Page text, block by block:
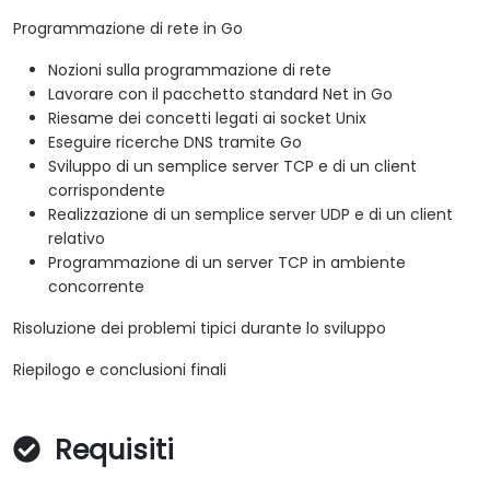
Programmazione di rete in Go
Nozioni sulla programmazione di rete
Lavorare con il pacchetto standard Net in Go
Riesame dei concetti legati ai socket Unix
Eseguire ricerche DNS tramite Go
Sviluppo di un semplice server TCP e di un client
corrispondente
Realizzazione di un semplice server UDP e di un client
relativo
Programmazione di un server TCP in ambiente
concorrente
Risoluzione dei problemi tipici durante lo sviluppo
Riepilogo e conclusioni finali
Requisiti